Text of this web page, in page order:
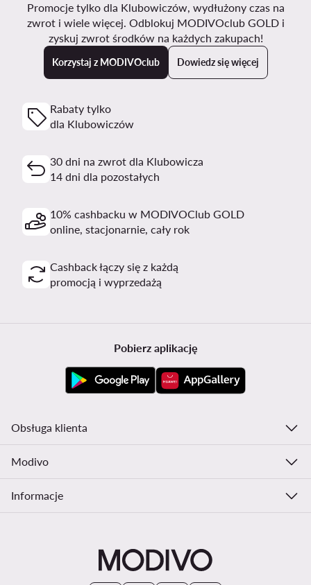
Promocje tylko dla Klubowiczów, wydłużony czas na
zwrot i wiele więcej. Odblokuj MODIVOclub GOLD i
zyskuj zwrot środków na każdych zakupach!
Korzystaj z MODIVOclub Dowiedz się więcej
Rabaty tylko
dla Klubowiczów
30 dni na zwrot dla Klubowicza
14 dni dla pozostałych
10% cashbacku w MODIVOClub GOLD
online, stacjonarnie, cały rok
Cashback łączy się z każdą
promocją i wyprzedażą
Pobierz aplikację
Obsługa klienta
Modivo
Informacje